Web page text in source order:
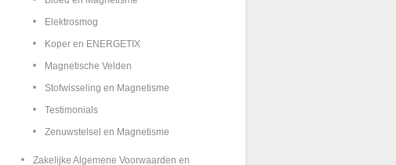
Elektrosmog
Koper en ENERGETIX
Magnetische Velden
Stofwisseling en Magnetisme
Testimonials
Zenuwstelsel en Magnetisme
Zakelijke Algemene Voorwaarden en